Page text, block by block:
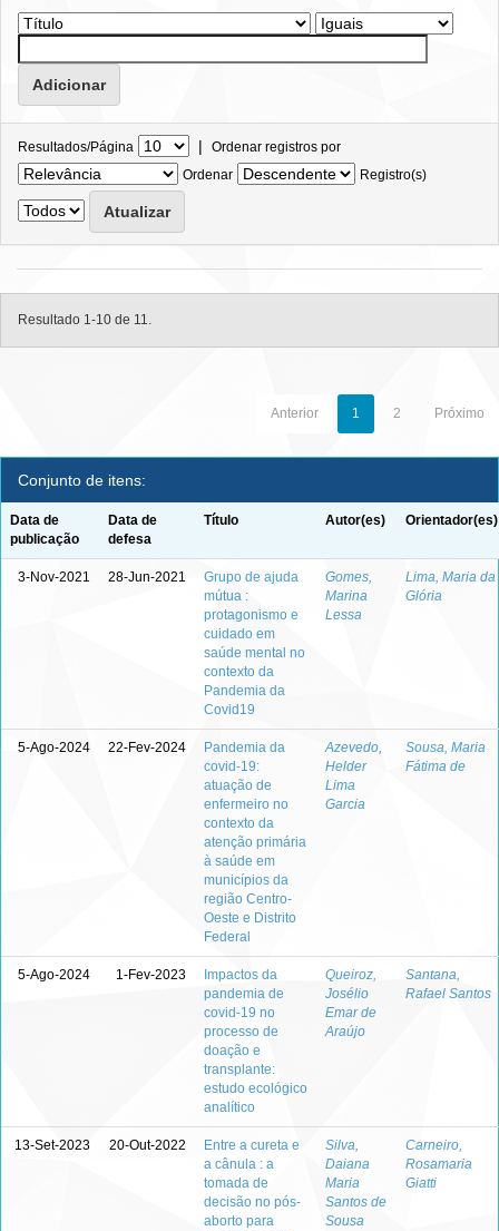
Resultados/Página | Ordenar registros por
Ordenar
Registro(s)
Resultado 1-10 de 11.
Anterior 1 2 Próximo
Conjunto de itens:
Data de
publicação
Data de
defesa
Título Autor(es) Orientador(es)
3-Nov-2021 28-Jun-2021
Grupo de ajuda
mútua :
protagonismo e
cuidado em
saúde mental no
contexto da
Pandemia da
Covid19
Gomes,
Marina
Lessa
Lima, Maria da
Glória
5-Ago-2024 22-Fev-2024
Pandemia da
covid-19:
atuação de
enfermeiro no
contexto da
atenção primária
à saúde em
municípios da
região Centro-
Oeste e Distrito
Federal
Azevedo,
Helder
Lima
Garcia
Sousa, Maria
Fátima de
5-Ago-2024 1-Fev-2023
Impactos da
pandemia de
covid-19 no
processo de
doação e
transplante:
estudo ecológico
analítico
Queiroz,
Josélio
Emar de
Araújo
Santana,
Rafael Santos
13-Set-2023 20-Out-2022
Entre a cureta e
a cânula : a
tomada de
decisão no pós-
aborto para
Silva,
Daiana
Maria
Santos de
Sousa
Carneiro,
Rosamaria
Giatti